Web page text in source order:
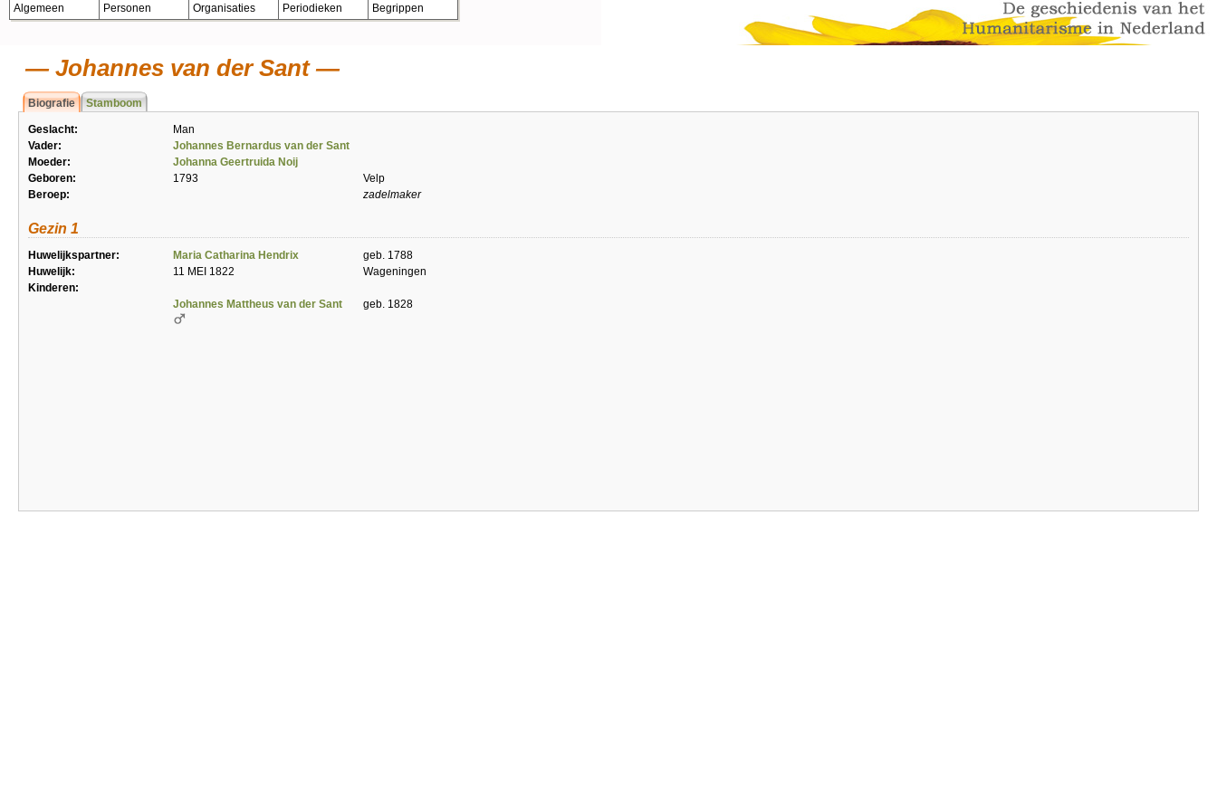
Algemeen Personen Organisaties Periodieken Begrippen
Johannes van der Sant
Biografie Stamboom
Geslacht:
Man
Vader:
Johannes Bernardus van der Sant
Moeder:
Johanna Geertruida Noij
Geboren:
1793
Velp
Beroep:
zadelmaker
Gezin 1
Huwelijkspartner: Maria Catharina Hendrix
geb. 1788
Huwelijk:
11 MEI 1822
Wageningen
Kinderen:
Johannes Mattheus van der Sant
geb. 1828